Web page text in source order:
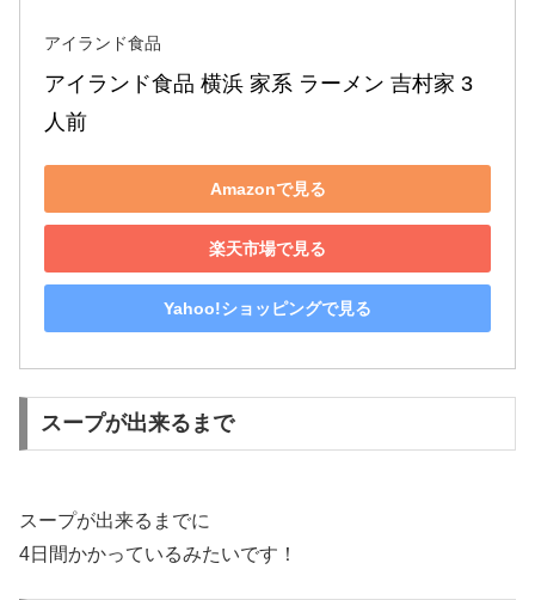
アイランド食品
アイランド食品 横浜 家系 ラーメン 吉村家 3
人前
Amazonで見る
楽天市場で見る
Yahoo!ショッピングで見る
スープが出来るまで
スープが出来るまでに
4日間かかっているみたいです！